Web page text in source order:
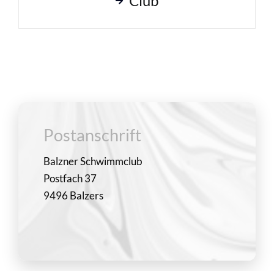
Postanschrift
Balzner Schwimmclub
Postfach 37
9496 Balzers